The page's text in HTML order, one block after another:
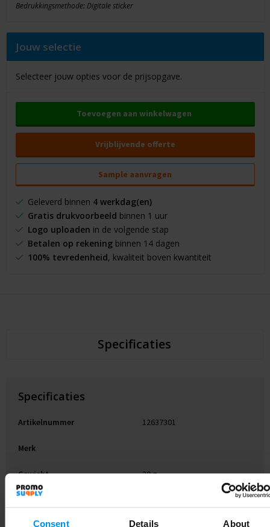
Consent Details About
Bedrukkingsmethode: Digitale sticker
Jouw selectie
Selecteer jouw opties voor de prijsopgave.
Toevoegen aan winkelwagen
Vrijblijvende offerte
Sample aanvragen
Geleverd binnen 4 werkdag(en)
Gratis drukvoorbeeld binnen 1 uur
Logo uploaden in de volgende stap
Betalen op rekeningbinnen 14 dagen
100% tevredenheid, kwaliteit boven kwantiteit
Specificaties
Specificaties
Artikelnummer 12637301
Merk
Gewicht 20 g
Materiaal